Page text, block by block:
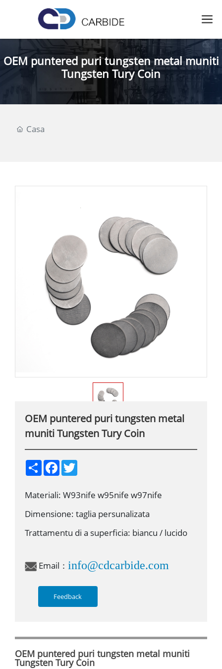
OEM puntered puri tungsten metal muniti
Tungsten Tury Coin
Casa
OEM puntered puri tungsten metal
muniti Tungsten Tury Coin
S
h
e
F
b
o
k
T
t
r
Materiali: W93nife w95nife w97nife
Dimensione: taglia persunalizata
Trattamentu di a superficia: biancu / lucido
Email： info@cdcarbide.com
Feedback
OEM puntered puri tungsten metal muniti
Tungsten Tury Coin